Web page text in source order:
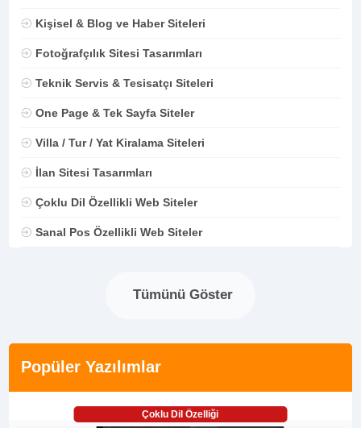
Kişisel & Blog ve Haber Siteleri
Fotoğrafçılık Sitesi Tasarımları
Teknik Servis & Tesisatçı Siteleri
One Page & Tek Sayfa Siteler
Villa / Tur / Yat Kiralama Siteleri
İlan Sitesi Tasarımları
Çoklu Dil Özellikli Web Siteler
Sanal Pos Özellikli Web Siteler
Tümünü Göster
Popüler Yazılımlar
Çoklu Dil Özelliği